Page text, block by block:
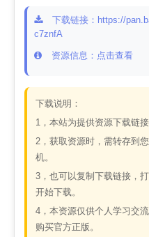
下载链接：https://
c7znfA
资源信息：点击查看
下载说明：
1，本站为提供资源下载链
2，获取资源时，需转存到
机。
3，也可以复制下载链接，
开始下载。
4，本资源仅供个人学习交
购买官方正版。